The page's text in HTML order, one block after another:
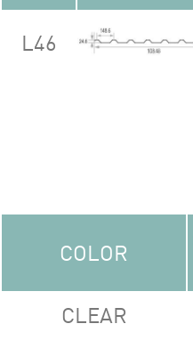
L46
COLOR
CLEAR